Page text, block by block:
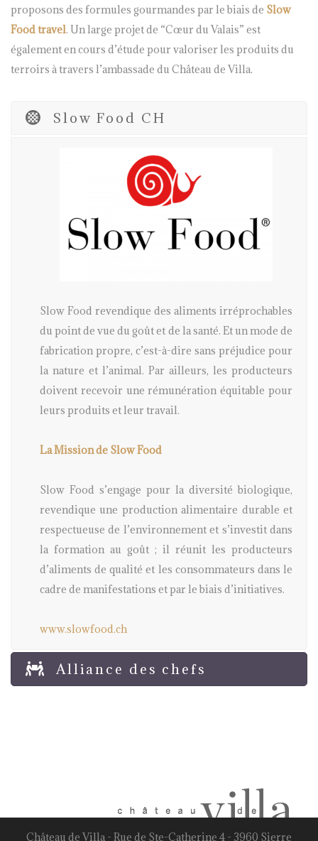
proposons des formules gourmandes par le biais de Slow
Food travel. Un large projet de “Cœur du Valais” est
également en cours d’étude pour valoriser les produits du
terroirs à travers l’ambassade du Château de Villa.
Slow Food CH
Slow Food revendique des aliments irréprochables
du point de vue du goût et de la santé. Et un mode de
fabrication propre, c’est-à-dire sans préjudice pour
la nature et l’animal. Par ailleurs, les producteurs
doivent recevoir une rémunération équitable pour
leurs produits et leur travail.
La Mission de Slow Food
Slow Food s’engage pour la diversité biologique,
revendique une production alimentaire durable et
respectueuse de l’environnement et s’investit dans
la formation au goût ; il réunit les producteurs
d’aliments de qualité et les consommateurs dans le
cadre de manifestations et par le biais d’initiatives.
www.slowfood.ch
Alliance des chefs
Château de Villa - Rue de Ste-Catherine 4 - 3960 Sierre